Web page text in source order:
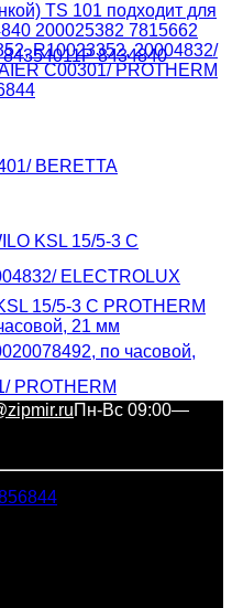
TS 101 подходит для
200025382 7815662
R10023352, 20004832/
C00301/ PROTHERM
15/5-3 C PROTHERM
21 мм
Пн-Вс 09:00—